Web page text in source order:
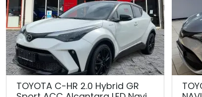
TOYOTA C-HR 2.0 Hybrid GR